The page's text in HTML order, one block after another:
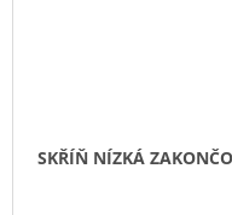
SKŘÍŇ NÍZKÁ